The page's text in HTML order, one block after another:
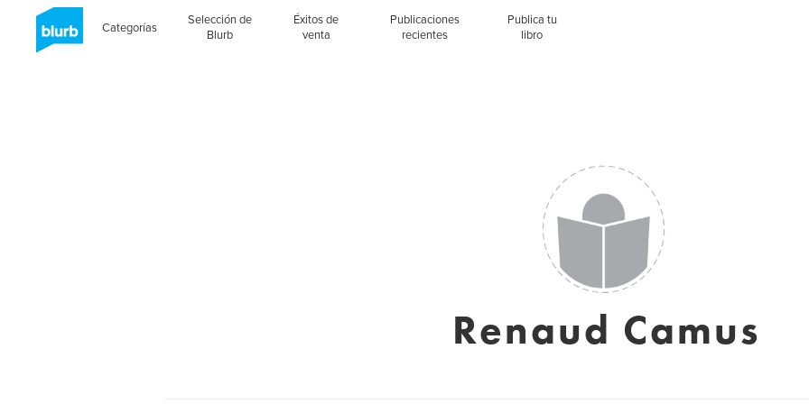
Categorías
Selección de
Blurb
Éxitos de
venta
Publicaciones
recientes
Publica tu
libro
Renaud Camus